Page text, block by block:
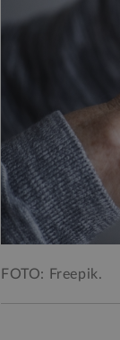
FOTO: Freepik.